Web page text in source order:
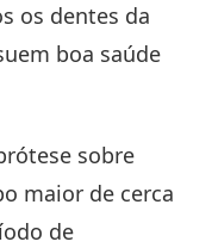
os dentes da
boa saúde
sobre
maior de cerca
de